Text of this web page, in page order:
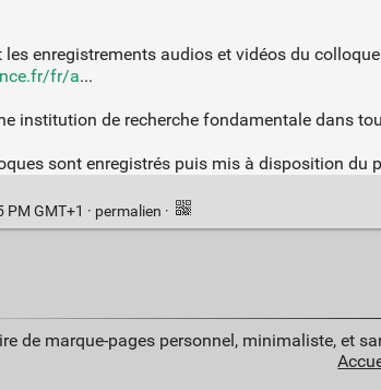
les enregistrements audios et vidéos du
fr/a...
institution de recherche fondamentale dans
sont enregistrés puis mis à disposition du
GMT+1 · permalien ·
de marque-pages personnel, minimaliste, et